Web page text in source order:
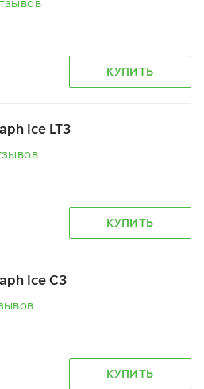
КУПИТЬ
Ice LT3
КУПИТЬ
Ice C3
КУПИТЬ